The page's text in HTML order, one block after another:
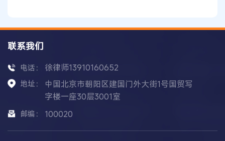
联系我们
电话： 徐律师13910160652
地址：
中国北京市朝阳区建国门外大街1号国贸写
字楼一座30层3001室
邮编： 100020